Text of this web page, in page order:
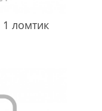
1 ломтик